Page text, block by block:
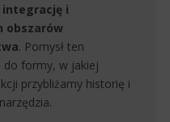
integrację i
obszarów
. Pomysł ten
do formy, w jakiej
przybliżamy historię i